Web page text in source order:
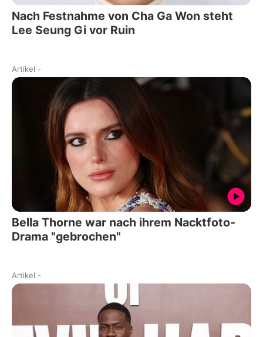
Nach Festnahme von Cha Ga Won steht
Lee Seung Gi vor Ruin
Artikel -
Bella Thorne war nach ihrem Nacktfoto-
Drama "gebrochen"
Artikel -